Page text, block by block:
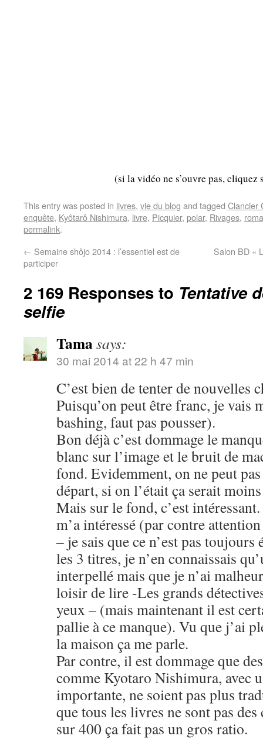
(si la vidéo ne s’ouvre pas, cliquez
This entry was posted in livres, vie du blog and tagged Clancier
enquête, Kyôtarô Nishimura, livre, Picquier, polar, Rivages,
permalink.
← Semaine shôjo 2014 : l’essentiel est de
participer
Salon BD «
2 169 Responses to Tentative
selfie
Tamasays:
30 mai 2014 at 22 h 47 min
C’est bien de tenter de nouvelles
Puisqu’on peut être franc, je vais
bashing, faut pas pousser).
Bon déjà c’est dommage le
blanc sur l’image et le bruit de
fond. Evidemment, on ne peut
départ, si on l’était ça serait
Mais sur le fond, c’est
m’a intéressé (par contre
– je sais que ce n’est pas
les 3 titres, je n’en connaissais
interpellé mais que je n’ai
loisir de lire -Les grands
yeux – (mais maintenant il est
pallie à ce manque). Vu que j’ai
la maison ça me parle.
Par contre, il est dommage que
comme Kyotaro Nishimura, avec
importante, ne soient pas plus
que tous les livres ne sont pas
sur 400 ça fait pas un gros ratio.